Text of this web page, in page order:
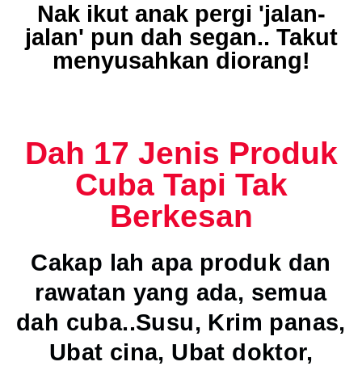
Nak ikut anak pergi 'jalan-
jalan' pun dah segan.. Takut
menyusahkan diorang!
Dah 17 Jenis Produk
Cuba Tapi Tak
Berkesan
Cakap lah apa produk dan
rawatan yang ada, semua
dah cuba..Susu, Krim panas,
Ubat cina, Ubat doktor,